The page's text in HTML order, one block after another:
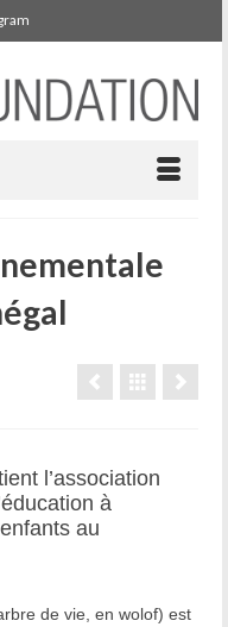
l’association
à
au
de vie, en wolof) est